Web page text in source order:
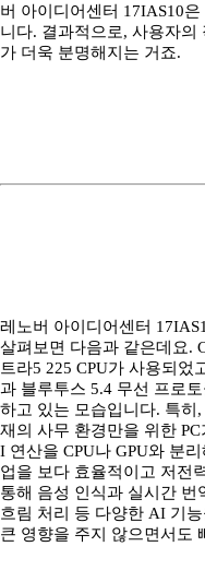
버 아이디어센터 17IAS10
니다. 결과적으로, 사용자의
가 더욱 분명해지는 거죠.
레노버 아이디어센터
살펴보면 다음과 같은데요.
트라5 225 CPU가 사용되었
과 블루투스 5.4 무선 프로
하고 있는 모습입니다. 특히
재의 사무 환경만을 위한
I 연산을 CPU나 GPU와 분
업을 보다 효율적이고 저전
통해 음성 인식과 실시간 번
흐림 처리 등 다양한 AI 기
큰 영향을 주지 않으면서도